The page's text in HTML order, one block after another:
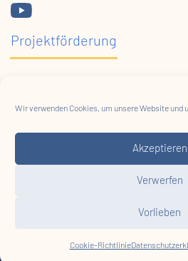
Wir verwenden Cookies, um unsere Website und
Akzeptieren
Verwerfen
Vorlieben
Cookie-Richtlinie
Projektförderung
© HABS 2026